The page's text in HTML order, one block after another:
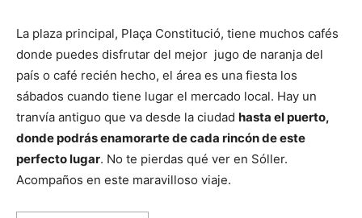
La plaza principal, Plaça Constitució, tiene muchos cafés
donde puedes disfrutar del mejor jugo de naranja del
país o café recién hecho, el área es una fiesta los
sábados cuando tiene lugar el mercado local. Hay un
tranvía antiguo que va desde la ciudad hasta el puerto,
donde podrás enamorarte de cada rincón de este
perfecto lugar. No te pierdas qué ver en Sóller.
Acompaños en este maravilloso viaje.